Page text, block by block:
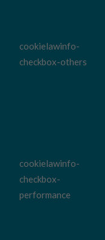
cookielawinfo-
checkbox-others
cookielawinfo-
checkbox-
performance